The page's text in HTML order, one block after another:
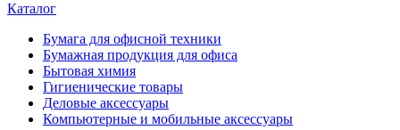
Каталог
Бумага для офисной техники
Бумажная продукция для офиса
Бытовая химия
Гигиенические товары
Деловые аксессуары
Компьютерные и мобильные аксессуары